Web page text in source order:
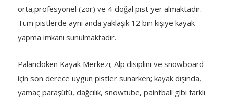
orta,profesyonel (zor) ve 4 doğal pist yer almaktadır.
Tüm pistlerde aynı anda yaklaşık 12 bin kişiye kayak
yapma imkanı sunulmaktadır.
Palandöken Kayak Merkezi; Alp disiplini ve snowboard
için son derece uygun pistler sunarken; kayak dışında,
yamaç paraşütü, dağcılık, snowtube, paintball gibi farklı